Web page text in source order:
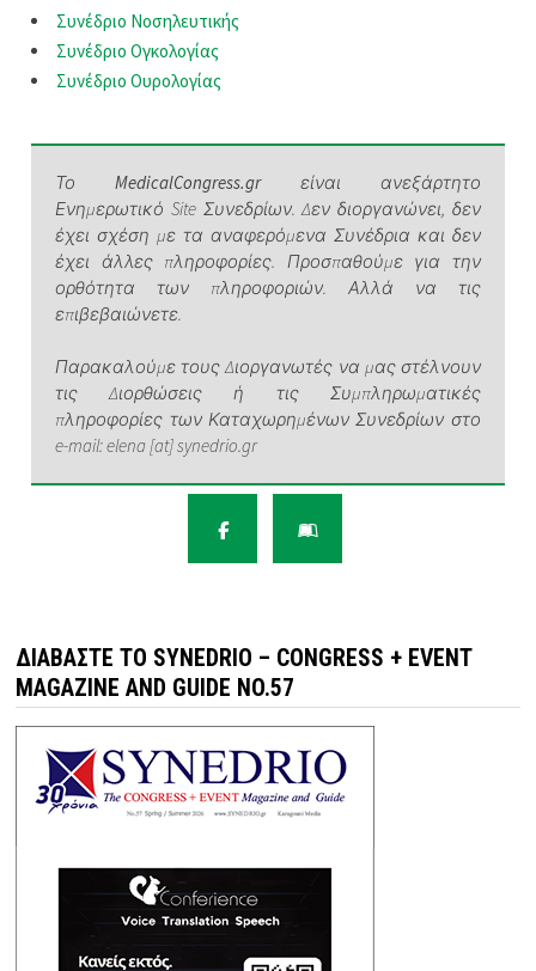
Συνέδριο Νοσηλευτικής
Συνέδριο Ογκολογίας
Συνέδριο Ουρολογίας
ΤοMedicalCongress.grείναι ανεξάρτητο
Ενημερωτικό Site Συνεδρίων. Δεν διοργανώνει, δεν
έχει σχέση με τα αναφερόμενα Συνέδρια και δεν
έχει άλλες πληροφορίες. Προσπαθούμε για την
ορθότητα των πληροφοριών. Αλλά να τις
επιβεβαιώνετε.
Παρακαλούμε τους Διοργανωτές να μας στέλνουν
τις Διορθώσεις ή τις Συμπληρωματικές
πληροφορίες των Καταχωρημένων Συνεδρίων στο
e-mail: elena [at] synedrio.gr
ΔΙΑΒΆΣΤΕ ΤΟ SYNEDRIO – CONGRESS + EVENT
MAGAZINE AND GUIDE NO.57